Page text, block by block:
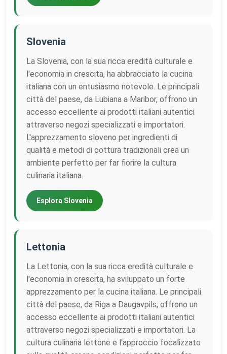
Slovenia
La Slovenia, con la sua ricca eredità culturale e
l'economia in crescita, ha abbracciato la cucina
italiana con un entusiasmo notevole. Le principali
città del paese, da Lubiana a Maribor, offrono un
accesso eccellente ai prodotti italiani autentici
attraverso negozi specializzati e importatori.
L'apprezzamento sloveno per ingredienti di
qualità e metodi di cottura tradizionali crea un
ambiente perfetto per far fiorire la cultura
culinaria italiana.
Esplora Slovenia
Lettonia
La Lettonia, con la sua ricca eredità culturale e
l'economia in crescita, ha sviluppato un forte
apprezzamento per la cucina italiana. Le principali
città del paese, da Riga a Daugavpils, offrono un
accesso eccellente ai prodotti italiani autentici
attraverso negozi specializzati e importatori. La
cultura culinaria lettone e l'approccio focalizzato